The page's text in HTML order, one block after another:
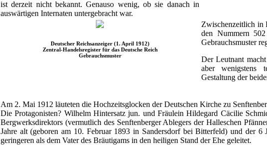
ist derzeit nicht bekannt. Genauso wenig, ob sie danach in
auswärtigen Internaten untergebracht war.
Deutscher Reichsanzeiger (1. April 1912)
Zentral-Handelsregister für das Deutsche Reich
Gebrauchsmuster
Zwischenzeitlich in
den Nummern
Gebrauchsmuster
Der Leutnant
aber wenigstens
Gestaltung der
Am 2. Mai 1912 läuteten die Hochzeitsglocken der Deutschen Kirche zu
Die Protagonisten? Wilhelm Hintersatz jun. und Fräulein Hildegard Cäcilie
Bergwerksdirektors (vermutlich des Senftenberger Ablegers der Halleschen
Jahre alt (geboren am 10. Februar 1893 in Sandersdorf bei Bitterfeld) und der
geringeren als dem Vater des Bräutigams in den heiligen Stand der Ehe geleitet.